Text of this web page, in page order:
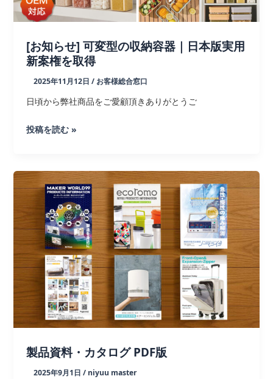
ナ
ッ
プ
[お知らせ] 可変型の収納容器｜日本版実用
新案権を取得
2025年11月12日 / お客様総合窓口
日頃から弊社商品をご愛顧頂きありがとうご
[お
せ]
可
変
型
の
収
納
器
｜
日
版
実
投稿を読む »
製品資料・カタログ PDF版
2025年9月1日 / niyuu master